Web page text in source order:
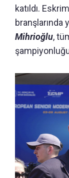
katıldı.
branşlarında
Mihrioğlu,